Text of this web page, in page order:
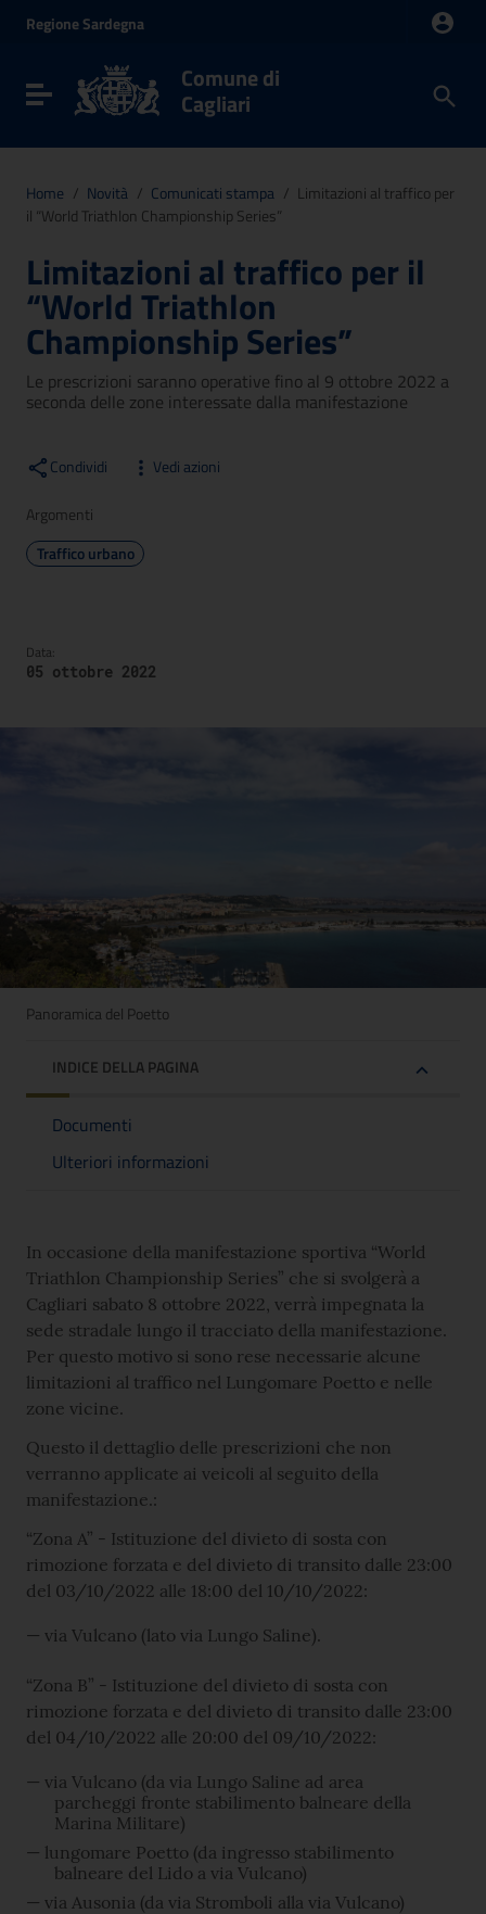
Vai al menu di navigazione
RegioneSardegna
Toggle navigation Comune di
Cagliari
Home / Novità / Comunicati stampa / Limitazioni al traffico per
il “World Triathlon Championship Series”
Limitazioni al traffico per il
“World Triathlon
Championship Series”
Le prescrizioni saranno operative fino al 9 ottobre 2022 a
seconda delle zone interessate dalla manifestazione
Condividi Vedi azioni
Argomenti
Traffico urbano
Data:
05 ottobre 2022
Panoramica del Poetto
INDICE DELLA PAGINA
Documenti
Ulteriori informazioni
In occasione della manifestazione sportiva “World
Triathlon Championship Series” che si svolgerà a
Cagliari sabato 8 ottobre 2022, verrà impegnata la
sede stradale lungo il tracciato della manifestazione.
Per questo motivo si sono rese necessarie alcune
limitazioni al traffico nel Lungomare Poetto e nelle
zone vicine.
Questo il dettaglio delle prescrizioni che non
verranno applicate ai veicoli al seguito della
manifestazione.:
“Zona A” - Istituzione del divieto di sosta con
rimozione forzata e del divieto di transito dalle 23:00
del 03/10/2022 alle 18:00 del 10/10/2022:
via Vulcano (lato via Lungo Saline).
“Zona B” - Istituzione del divieto di sosta con
rimozione forzata e del divieto di transito dalle 23:00
del 04/10/2022 alle 20:00 del 09/10/2022:
via Vulcano (da via Lungo Saline ad area
parcheggi fronte stabilimento balneare della
Marina Militare)
lungomare Poetto (da ingresso stabilimento
balneare del Lido a via Vulcano)
via Ausonia (da via Stromboli alla via Vulcano)